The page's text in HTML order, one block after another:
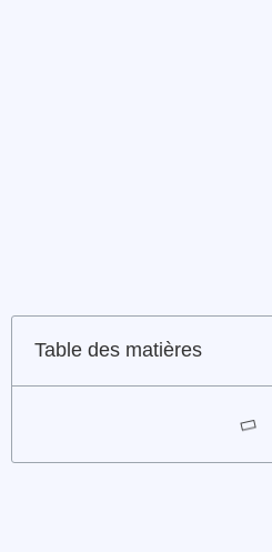
Table des matières